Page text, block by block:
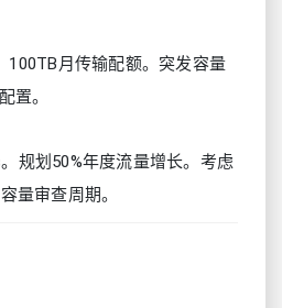
100TB月传输配额。突发容量
置。
规划50%年度流量增长。考虑
量审查周期。